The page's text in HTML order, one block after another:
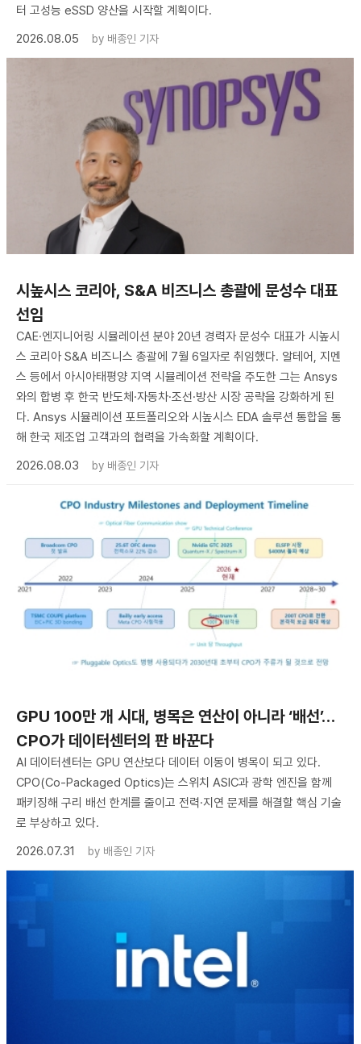
터 고성능 eSSD 양산을 시작할 계획이다.
2026.08.05
by 배종인 기자
시높시스 코리아, S&A 비즈니스 총괄에 문성수 대표
선임
CAE·엔지니어링 시뮬레이션 분야 20년 경력자 문성수 대표가 시높시
스 코리아 S&A 비즈니스 총괄에 7월 6일자로 취임했다. 알테어, 지멘
스 등에서 아시아태평양 지역 시뮬레이션 전략을 주도한 그는 Ansys
와의 합병 후 한국 반도체·자동차·조선·방산 시장 공략을 강화하게 된
다. Ansys 시뮬레이션 포트폴리오와 시높시스 EDA 솔루션 통합을 통
해 한국 제조업 고객과의 협력을 가속화할 계획이다.
2026.08.03
by 배종인 기자
GPU 100만 개 시대, 병목은 연산이 아니라 ‘배선’…
CPO가 데이터센터의 판 바꾼다
AI 데이터센터는 GPU 연산보다 데이터 이동이 병목이 되고 있다.
CPO(Co-Packaged Optics)는 스위치 ASIC과 광학 엔진을 함께
패키징해 구리 배선 한계를 줄이고 전력·지연 문제를 해결할 핵심 기술
로 부상하고 있다.
2026.07.31
by 배종인 기자